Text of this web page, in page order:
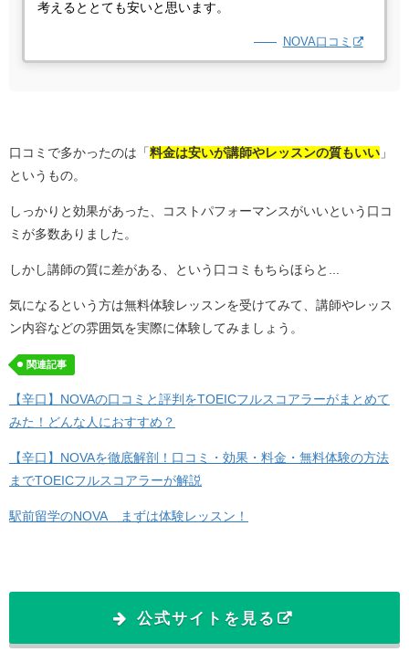
考えるととても安いと思います。
NOVA口コミ
口コミで多かったのは「 料金は安いが講師やレッスンの質もいい 」
というもの。
しっかりと効果があった、コストパフォーマンスがいいという口コ
ミが多数ありました。
しかし講師の質に差がある、という口コミもちらほらと...
気になるという方は無料体験レッスンを受けてみて、講師やレッス
ン内容などの雰囲気を実際に体験してみましょう。
関連記事
【辛口】NOVAの口コミと評判をTOEICフルスコアラーがまとめて
みた！どんな人におすすめ？
【辛口】NOVAを徹底解剖！口コミ・効果・料金・無料体験の方法
までTOEICフルスコアラーが解説
駅前留学のNOVA まずは体験レッスン！
公式サイトを見る